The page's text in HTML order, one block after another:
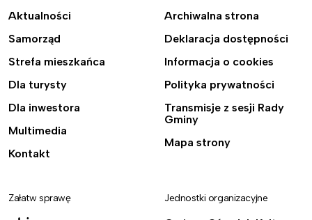
Aktualności
Samorząd
Strefa mieszkańca
Dla turysty
Dla inwestora
Multimedia
Kontakt
Archiwalna strona
Deklaracja dostępności
Informacja o cookies
Polityka prywatności
Transmisje z sesji Rady
Gminy
Mapa strony
Załatw sprawę Jednostki organizacyjne